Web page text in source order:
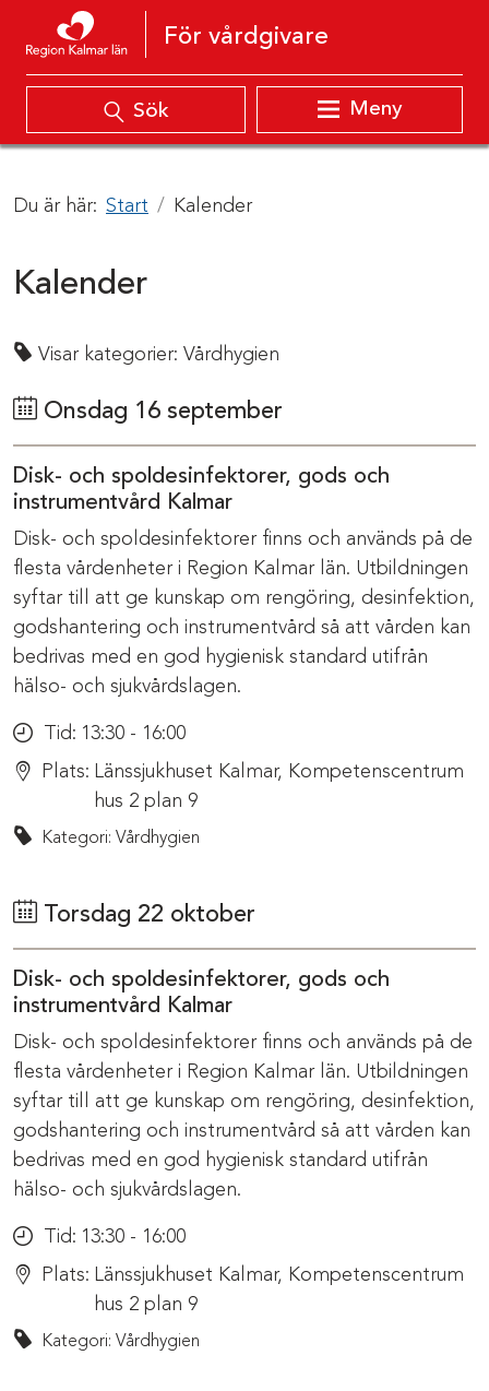
Hoppa till innehåll
För vårdgivare
Sök Meny
Du är här: Start Kalender
Kalender
Visar kategorier: Vårdhygien
Onsdag 16 september
Disk- och spoldesinfektorer, gods och
instrumentvård Kalmar
Disk- och spoldesinfektorer finns och används på de
flesta vårdenheter i Region Kalmar län. Utbildningen
syftar till att ge kunskap om rengöring, desinfektion,
godshantering och instrumentvård så att vården kan
bedrivas med en god hygienisk standard utifrån
hälso- och sjukvårdslagen.
Tid: 13:30 - 16:00
Plats: Länssjukhuset Kalmar, Kompetenscentrum
hus 2 plan 9
Kategori: Vårdhygien
Torsdag 22 oktober
Disk- och spoldesinfektorer, gods och
instrumentvård Kalmar
Disk- och spoldesinfektorer finns och används på de
flesta vårdenheter i Region Kalmar län. Utbildningen
syftar till att ge kunskap om rengöring, desinfektion,
godshantering och instrumentvård så att vården kan
bedrivas med en god hygienisk standard utifrån
hälso- och sjukvårdslagen.
Tid: 13:30 - 16:00
Plats: Länssjukhuset Kalmar, Kompetenscentrum
hus 2 plan 9
Kategori: Vårdhygien